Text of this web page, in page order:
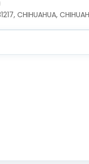
CHIHUAHUA,